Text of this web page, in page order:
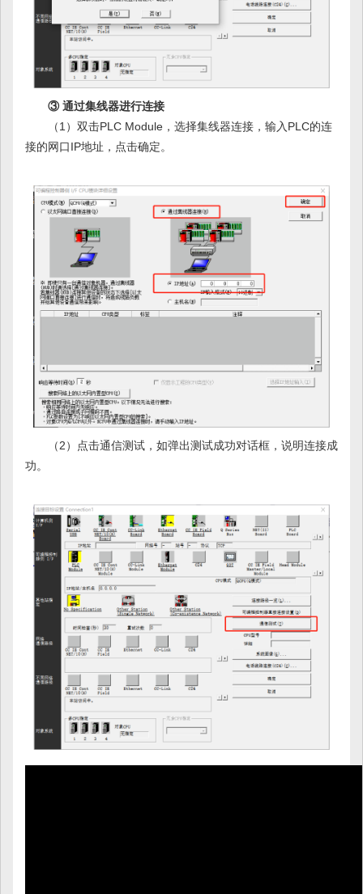
③ 通过集线器进行连接
（1）双击PLC Module，选择集线器连接，输入PLC的连
接的网口IP地址，点击确定。
（2）点击通信测试，如弹出测试成功对话框，说明连接成
功。